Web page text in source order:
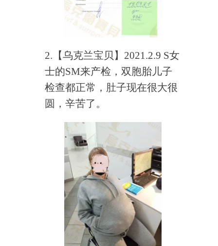
2.【乌克兰宝贝】2021.2.9 S女
士的SM来产检，双胞胎儿子
检查都正常，肚子现在很大很
圆，辛苦了。